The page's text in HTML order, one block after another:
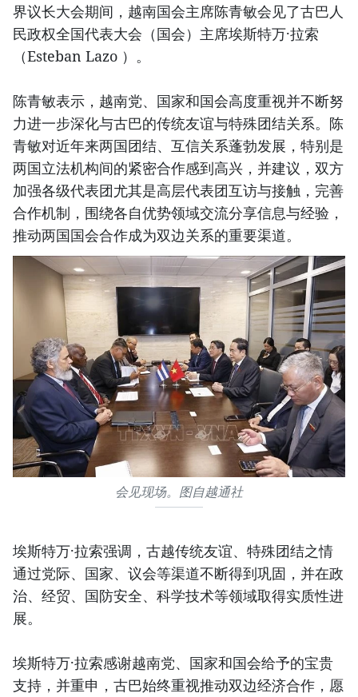
界议长大会期间，越南国会主席陈青敏会见了古巴人
民政权全国代表大会（国会）主席埃斯特万·拉索
（Esteban Lazo ）。
陈青敏表示，越南党、国家和国会高度重视并不断努
力进一步深化与古巴的传统友谊与特殊团结关系。陈
青敏对近年来两国团结、互信关系蓬勃发展，特别是
两国立法机构间的紧密合作感到高兴，并建议，双方
加强各级代表团尤其是高层代表团互访与接触，完善
合作机制，围绕各自优势领域交流分享信息与经验，
推动两国国会合作成为双边关系的重要渠道。
会见现场。图自越通社
埃斯特万·拉索强调，古越传统友谊、特殊团结之情
通过党际、国家、议会等渠道不断得到巩固，并在政
治、经贸、国防安全、科学技术等领域取得实质性进
展。
埃斯特万·拉索感谢越南党、国家和国会给予的宝贵
支持，并重申，古巴始终重视推动双边经济合作，愿